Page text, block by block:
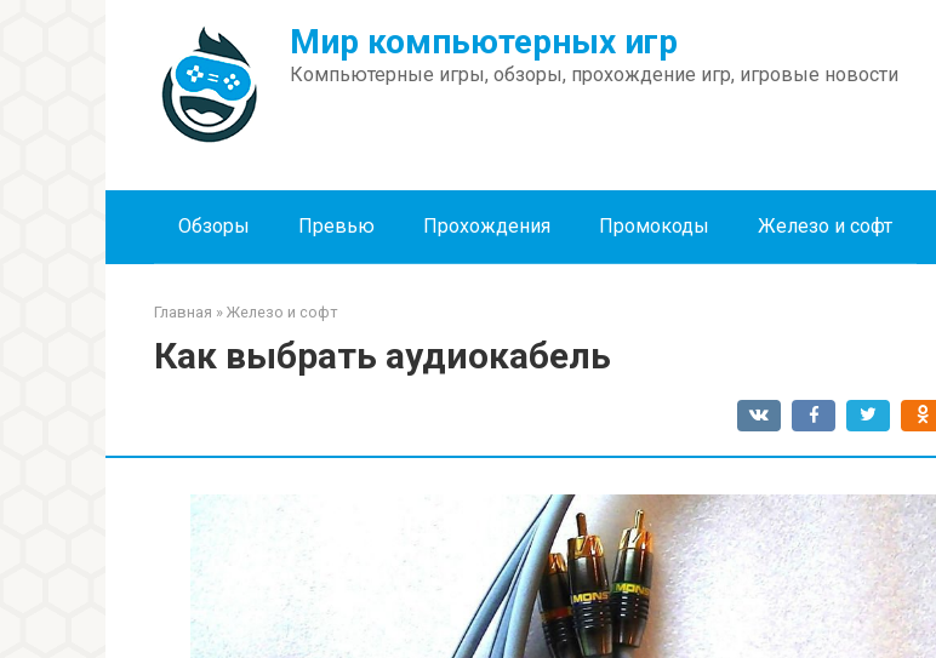
Мир компьютерных игр
Компьютерные игры, обзоры, прохождение игр, игровые новости
Обзоры Превью Прохождения Промокоды Железо и софт
Главная » Железо и софт
Как выбрать аудиокабель